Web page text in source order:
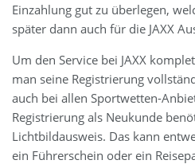
Einzahlung gut zu überlegen,
später dann auch für die JAXX
Um den Service bei JAXX
man seine Registrierung
auch bei allen Sportwetten-
Registrierung als Neukunde
Lichtbildausweis. Das kann
ein Führerschein oder ein